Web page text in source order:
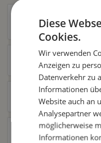
Trusted Shops
Zubehör 10
Ähnliche Artikel
Kunden kauften auch
Diese
Cookies.
Wir verwenden
Anzeigen zu
Datenverkehr zu
Informationen
Website auch an
Analysepartner
möglicherweise
Informationen